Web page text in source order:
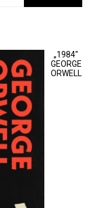
„1984"
GEORGE
ORWELL